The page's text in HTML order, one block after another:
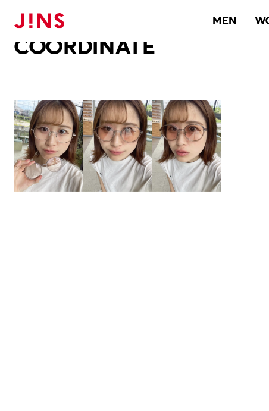
MEN
メガネのJINS TOP
COORDINATE